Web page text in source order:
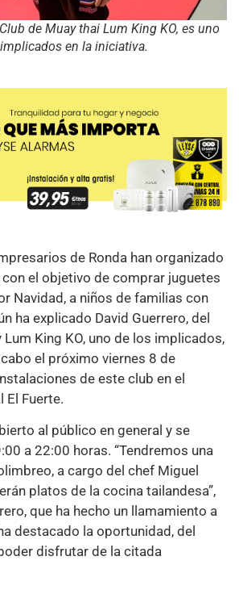
de Muay thai Lum King KO, es uno
en la iniciativa.
de Ronda han organizado
con el objetivo de comprar juguetes
Navidad, a niños de familias con
ha explicado David Guerrero, del
Lum King KO, uno de los implicados,
el próximo viernes 8 de
de este club en el
El Fuerte.
al público en general y se
a 22:00 horas. “Tendremos una
a cargo del chef Miguel
platos de la cocina tailandesa”,
que ha hecho un llamamiento a
destacado la oportunidad, del
disfrutar de la citada